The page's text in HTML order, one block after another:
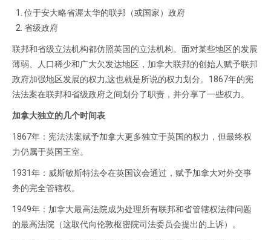
位于安大略省渥太华的联邦（或国家）政府
省级政府
联邦和省级立法机构都仿照英国的立法机构。面对某些地区的发展
薄弱、人口稀少和广大欠发达地区，加拿大联邦的创始人赋予联邦
政府加强地区发展的权力,这也就是所说的权力划分。1867年的宪
法法案在联邦和省级政府之间划分了职责，并分享了一些权力。
加拿大独立的几个时间表
1867年：宪法法案赋予加拿大更多独立于英国的权力，但最终权
力仍属于英国王室。
1931年：威斯敏斯特法令在英国议会通过，赋予加拿大对外交事
务的完全管辖权。
1949年：加拿大最高法院成为处理所有联邦和省管辖权法律问题
的最高法院（这取代向伦敦枢密院司法委员会提出的上诉）。